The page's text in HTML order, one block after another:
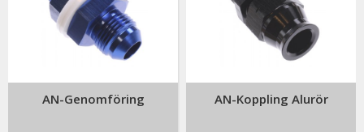
AN-Genomföring AN-Koppling Alurör